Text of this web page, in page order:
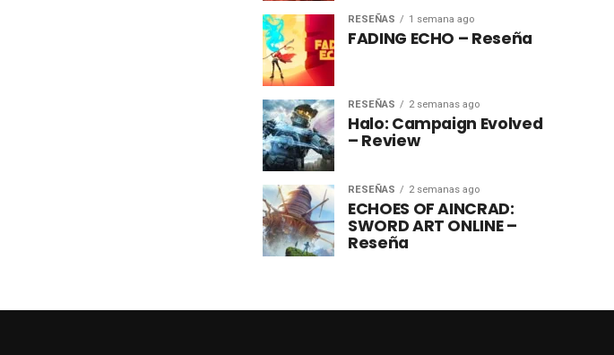
RESEÑAS 1 semana ago
FADING ECHO – Reseña
RESEÑAS 2 semanas ago
Halo: Campaign Evolved
– Review
RESEÑAS 2 semanas ago
ECHOES OF AINCRAD:
SWORD ART ONLINE –
Reseña